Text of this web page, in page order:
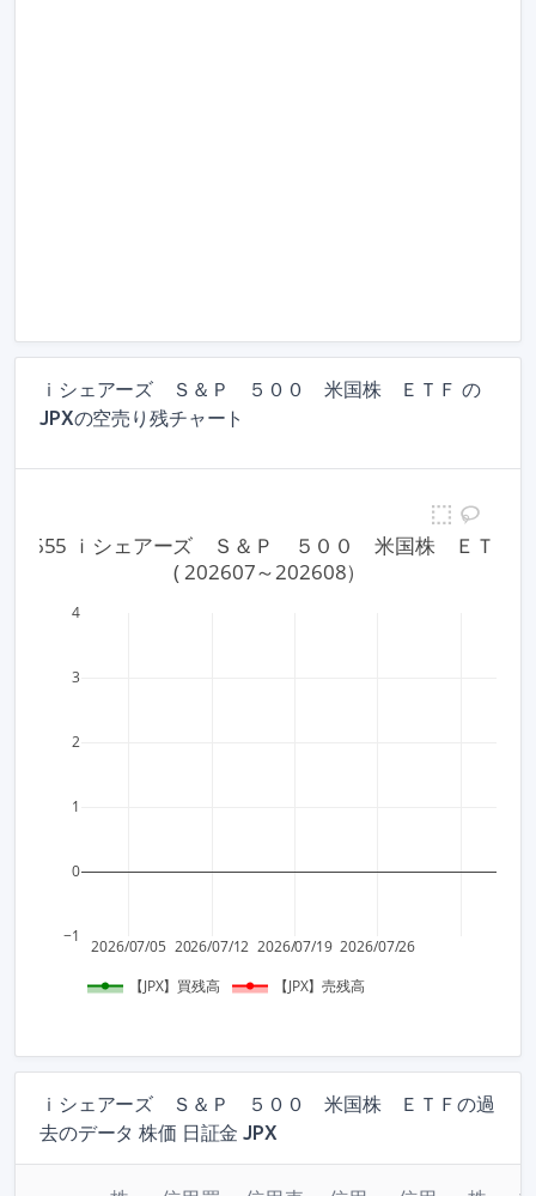
ｉシェアーズ Ｓ＆Ｐ ５００ 米国株 ＥＴＦ の
JPXの空売り残チャート
2026/07/05 2026/07/12 2026/07/19 2026/07/26
−1
0
1
2
3
4
【JPX】買残高 【JPX】売残高
1655 ｉシェアーズ　Ｓ＆Ｐ　５００　米国株　ＥＴＦ
( 202607～202608）
ｉシェアーズ Ｓ＆Ｐ ５００ 米国株 ＥＴＦの過
去のデータ 株価 日証金 JPX